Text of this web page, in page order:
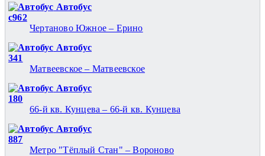
Автобус
с962
Чертаново Южное – Ерино
Автобус
341
Матвеевское – Матвеевское
Автобус
180
66-й кв. Кунцева – 66-й кв. Кунцева
Автобус
887
Метро "Тёплый Стан" – Вороново